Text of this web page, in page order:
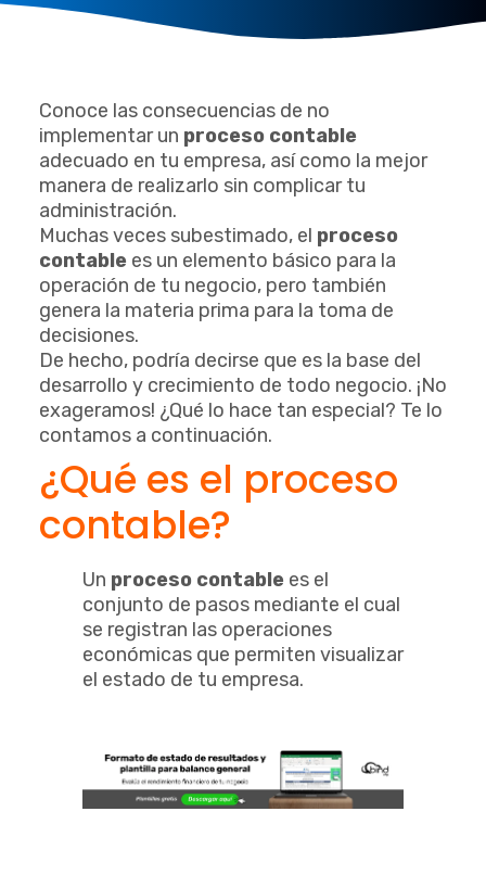
Conoce las consecuencias de no
implementar un proceso contable
adecuado en tu empresa, así como la mejor
manera de realizarlo sin complicar tu
administración.
Muchas veces subestimado, el proceso
contable es un elemento básico para la
operación de tu negocio, pero también
genera la materia prima para la toma de
decisiones.
De hecho, podría decirse que es la base del
desarrollo y crecimiento de todo negocio. ¡No
exageramos! ¿Qué lo hace tan especial? Te lo
contamos a continuación.
¿Qué es el proceso
contable?
Un proceso contable es el
conjunto de pasos mediante el cual
se registran las operaciones
económicas que permiten visualizar
el estado de tu empresa.